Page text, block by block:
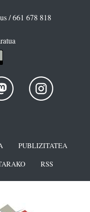
/ 661 678 818
PUBLIZITATEA
RSS